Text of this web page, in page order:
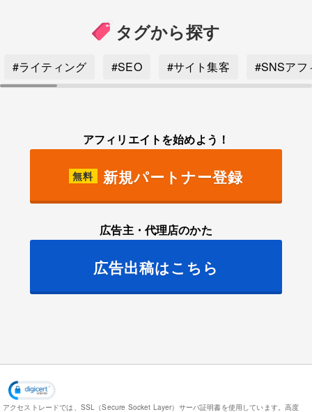
タグから探す
#ライティング #SEO #サイト集客 #SNSアフ
アフィリエイトを始めよう！
無料 新規パートナー登録
広告主・代理店のかた
広告出稿はこちら
アクセストレードでは、SSL（Secure Socket Layer）サーバ証明書を使用しています。高度